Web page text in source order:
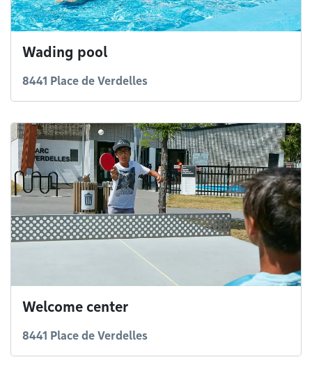
Wading pool
8441 Place de Verdelles
Welcome center
8441 Place de Verdelles